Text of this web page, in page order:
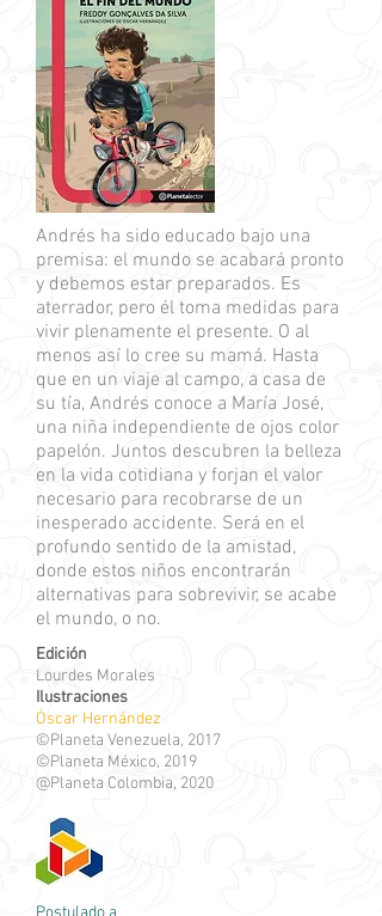
Andrés ha sido educado bajo una
premisa: el mundo se acabará pronto
y debemos estar preparados. Es
aterrador, pero él toma medidas para
vivir plenamente el presente. O al
menos así lo cree su mamá. Hasta
que en un viaje al campo, a casa de
su tía, Andrés conoce a María José,
una niña independiente de ojos color
papelón. Juntos descubren la belleza
en la vida cotidiana y forjan el valor
necesario para recobrarse de un
inesperado accidente. Será en el
profundo sentido de la amistad,
donde estos niños encontrarán
alternativas para sobrevivir, se acabe
el mundo, o no.
Edición
Lourdes Morales
Ilustraciones
Óscar Hernández
©Planeta Venezuela, 2017
©Planeta México, 2019
@Planeta Colombia, 2020